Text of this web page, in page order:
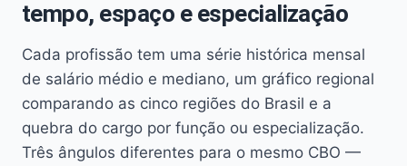
tempo, espaço e especialização
Cada profissão tem uma série histórica mensal
de salário médio e mediano, um gráfico regional
comparando as cinco regiões do Brasil e a
quebra do cargo por função ou especialização.
Três ângulos diferentes para o mesmo CBO —